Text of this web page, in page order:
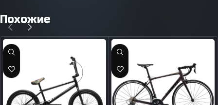
Похожие